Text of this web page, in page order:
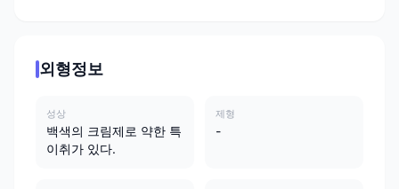
외형정보
성상
백색의 크림제로 약한 특
이취가 있다.
제형
-